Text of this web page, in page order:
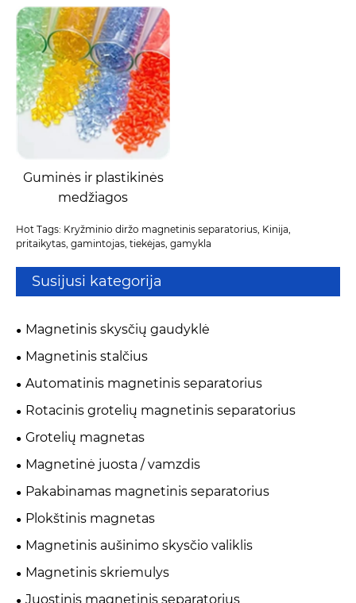
Guminės ir plastikinės
medžiagos
Hot Tags: Kryžminio diržo magnetinis separatorius, Kinija,
pritaikytas, gamintojas, tiekėjas, gamykla
Susijusi kategorija
Magnetinis skysčių gaudyklė
Magnetinis stalčius
Automatinis magnetinis separatorius
Rotacinis grotelių magnetinis separatorius
Grotelių magnetas
Magnetinė juosta / vamzdis
Pakabinamas magnetinis separatorius
Plokštinis magnetas
Magnetinis aušinimo skysčio valiklis
Magnetinis skriemulys
Juostinis magnetinis separatorius